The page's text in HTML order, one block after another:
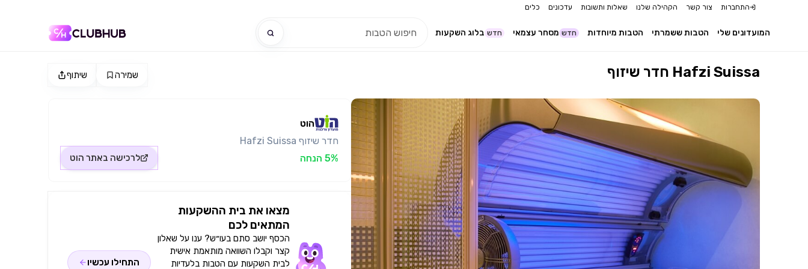
התחברות צור קשר הקהילה שלנו שאלות ותשובות עדכונים כלים
בלוג השקעות חדש מסחר עצמאי חדש הטבות מיוחדות הטבות ששמרתי המועדונים שלי
שיתוף שמירה חדר שיזוף Hafzi Suissa
הוט
חדר שיזוף Hafzi Suissa
5% הנחה
לרכישה באתר הוט
מצאו את בית ההשקעות
המתאים לכם
הכסף יושב סתם בעו״ש? ענו על שאלון
קצר וקבלו השוואה מותאמת אישית
לבית השקעות עם הטבות בלעדיות
התחילו עכשיו